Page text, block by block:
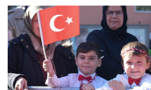
Genç Bilgi
Sistemi
Spor Bilgi
Sistemi